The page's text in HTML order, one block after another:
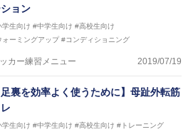
ョン
学生向け #中学生向け #高校生向け
ォーミングアップ #コンディショニング
カー練習メニュー 2019/07/19
足裏を効率よく使うために】母趾外転筋
レ
学生向け #中学生向け #高校生向け #トレーニング